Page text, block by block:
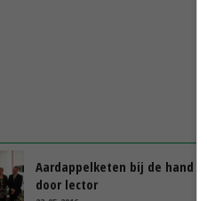
Aardappelketen bij de hand
door lector